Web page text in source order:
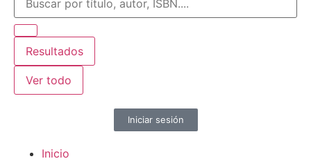
Resultados
Ver todo
Iniciar sesión
Inicio